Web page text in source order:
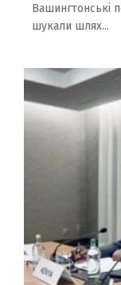
Вашингтонські
шукали шлях...